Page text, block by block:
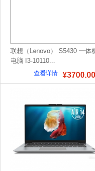
联想（Lenovo） S5430 一体
电脑 I3-10110...
¥3700.00
查看详情